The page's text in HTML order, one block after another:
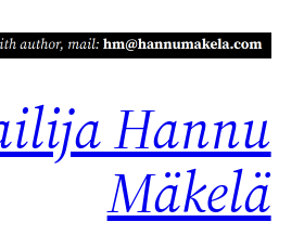
Hannu
Mäkelä